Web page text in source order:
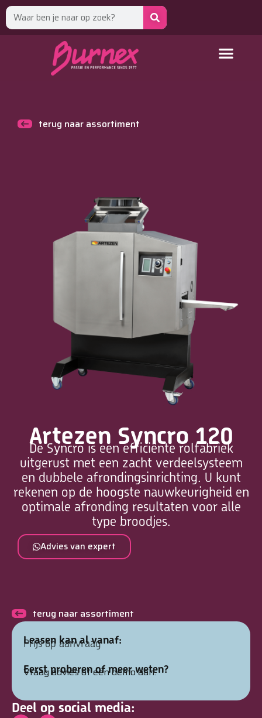
terug naar assortiment
Artezen Syncro 120
De Syncro is een efficiënte rolfabriek
uitgerust met een zacht verdeelsysteem
en dubbele afrondingsinrichting. U kunt
rekenen op de hoogste nauwkeurigheid en
optimale afronding resultaten voor alle
type broodjes.
Advies van expert
terug naar assortiment
Leasen kan al vanaf:
Prijs op aanvraag
Eerst proberen of meer weten?
Vraag advies of een demo aan.
Deel op social media: